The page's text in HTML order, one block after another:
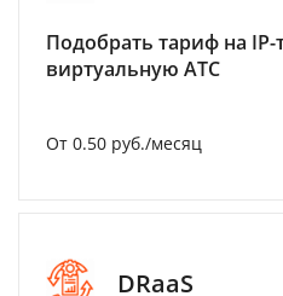
Подобрать тариф на
виртуальную АТС
От 0.50 руб./месяц
DRaaS